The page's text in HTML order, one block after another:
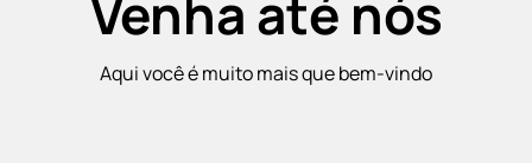
Venha até nós
Aqui você é muito mais que bem-vindo